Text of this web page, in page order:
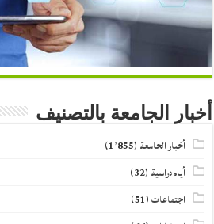
أخبار الجامعة بالتصنيف
أخبار الجامعة (1٬855)
أيام دراسية (32)
اجتماعات(51)